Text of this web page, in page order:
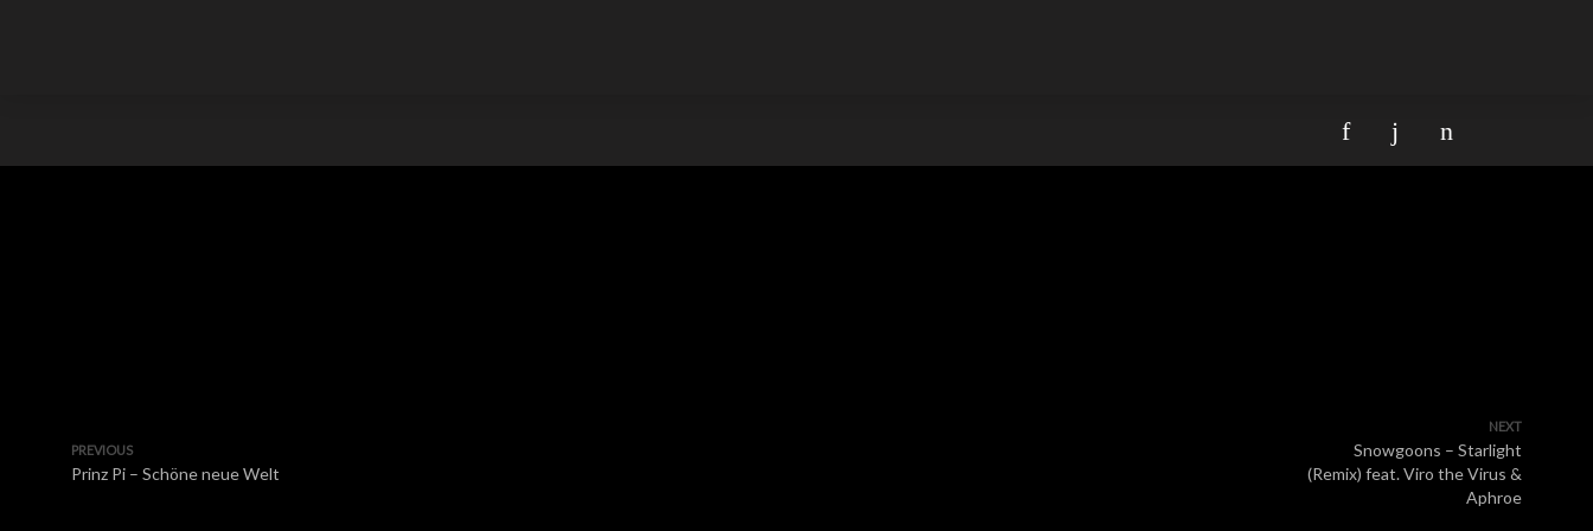
PREVIOUS
Prinz Pi – Schöne neue Welt
NEXT
Snowgoons – Starlight
(Remix) feat. Viro the Virus &
Aphroe